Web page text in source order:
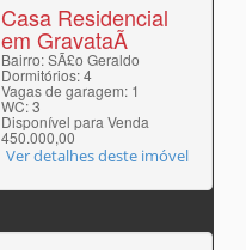
Casa Residencial
em GravataÃ­
Bairro: SÃ£o Geraldo
Dormitórios: 4
Vagas de garagem: 1
WC: 3
Disponível para Venda
450.000,00
Ver detalhes deste imóvel